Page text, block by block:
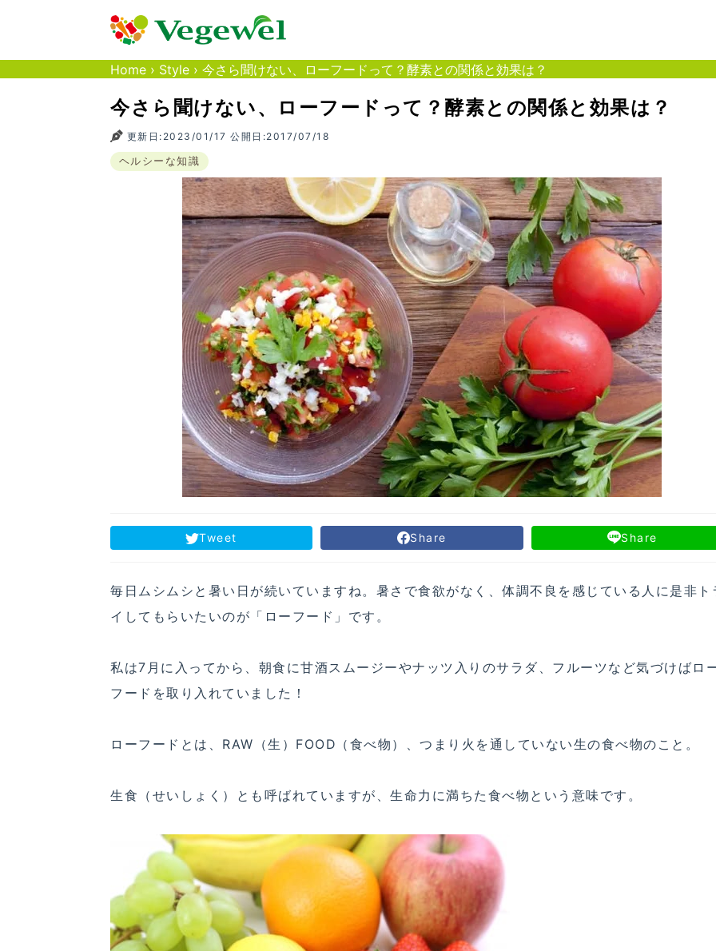
Home › Style › 今さら聞けない、ローフードって？酵素との関係と効果は？
今さら聞けない、ローフードって？酵素との関係と効果は？
更新日:2023/01/17 公開日:2017/07/18
ヘルシーな知識
Tweet Share Share
毎日ムシムシと暑い日が続いていますね。暑さで食欲がなく、体調不良を感じている人に是非ト
イしてもらいたいのが「ローフード」です。
私は7月に入ってから、朝食に甘酒スムージーやナッツ入りのサラダ、フルーツなど気づけばロ
フードを取り入れていました！
ローフードとは、RAW（生）FOOD（食べ物）、つまり火を通していない生の食べ物のこと。
生食（せいしょく）とも呼ばれていますが、生命力に満ちた食べ物という意味です。